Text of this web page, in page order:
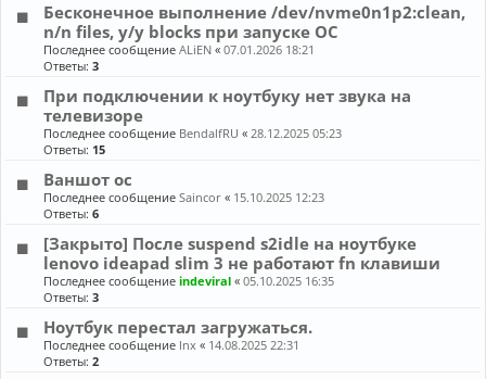
ц
и
и
Бесконечное выполнение /dev/nvme0n1p2:clean,
n/n files, y/y blocks при запуске OC
Последнее сообщениеALiEN «07.01.2026 18:21
Ответы:3
При подключении к ноутбуку нет звука на
телевизоре
Последнее сообщение BendalfRU «28.12.2025 05:23
Ответы: 15
Ваншот ос
Последнее сообщениеSaincor « 15.10.2025 12:23
Ответы:6
[Закрыто] После suspend s2idle на ноутбуке
lenovo ideapad slim 3 не работают fn клавиши
Последнее сообщениеindeviral «05.10.2025 16:35
Ответы:3
Ноутбук перестал загружаться.
Последнее сообщение lnx « 14.08.2025 22:31
Ответы:2